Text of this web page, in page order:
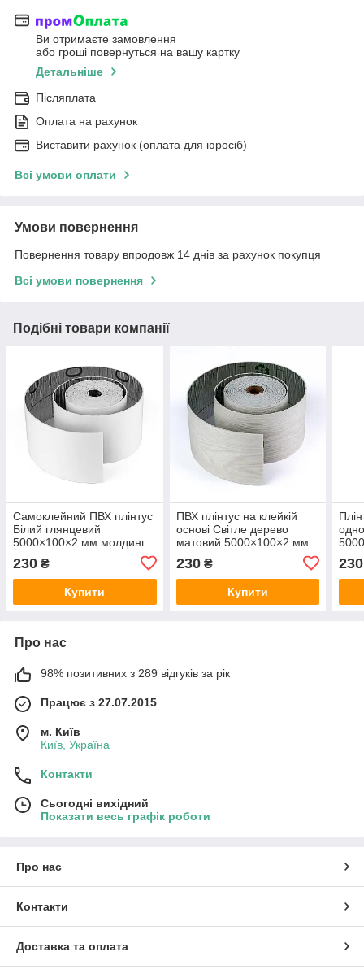
Ви отримаєте замовлення
або гроші повернуться на вашу картку
Детальніше
Післяплата
Оплата на рахунок
Виставити рахунок (оплата для юросіб)
Всі умови оплати
Умови повернення
Повернення товару впродовж 14 днів за рахунок покупця
Всі умови повернення
Подібні товари компанії
Самоклейний ПВХ плінтус
Білий глянцевий
5000×100×2 мм молдинг
підлоги стелі SW-
00002118
230 ₴
Купити
ПВХ плінтус на клейкій
основі Світле дерево
матовий 5000×100×2 мм
молдинг вініловий дошка
бежевий SW-00002120
230₴
Купити
230
Про нас
98% позитивних з 289 відгуків за рік
Працює з 27.07.2015
м. Київ
Київ, Україна
Контакти
Сьогодні вихідний
Показати весь графік роботи
Про нас
Контакти
Доставка та оплата